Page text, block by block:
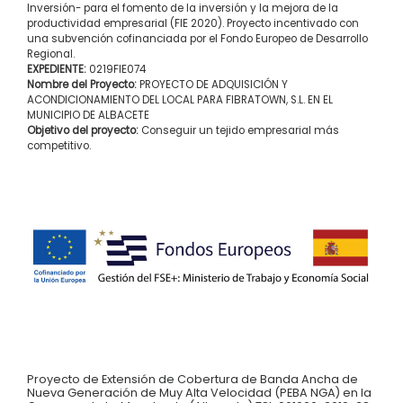
Inversión- para el fomento de la inversión y la mejora de la
productividad empresarial (FIE 2020). Proyecto incentivado con
una subvención cofinanciada por el Fondo Europeo de Desarrollo
Regional.
EXPEDIENTE: 0219FIE074
Nombre del Proyecto:PROYECTO DE ADQUISICIÓN Y
ACONDICIONAMIENTO DEL LOCAL PARA FIBRATOWN, S.L. EN EL
MUNICIPIO DE ALBACETE
Objetivo del proyecto:Conseguir un tejido empresarial más
competitivo.
Proyecto de Extensión de Cobertura de Banda Ancha de
Nueva Generación de Muy Alta Velocidad (PEBA NGA) en la